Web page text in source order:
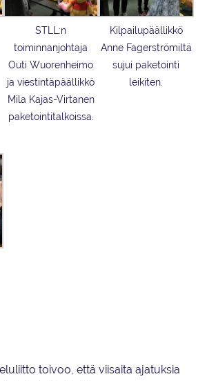
STLL:n
toiminnanjohtaja
Outi Wuorenheimo
ja viestintäpäällikkö
Mila Kajas-Virtanen
paketointitalkoissa.
Kilpailupäällikkö
Anne Fagerströmiltä
sujui paketointi
leikiten.
toivoo, että viisaita ajatuksia